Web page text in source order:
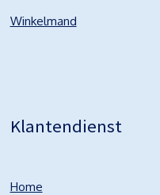
Winkelmand
Klantendienst
Home